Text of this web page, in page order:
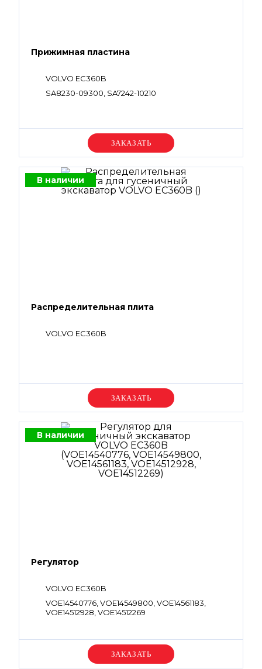
Прижимная пластина
VOLVO EC360B
SA8230-09300, SA7242-10210
Уточняйте цену
В наличии
Распределительная плита
VOLVO EC360B
Уточняйте цену
В наличии
Регулятор
VOLVO EC360B
VOE14540776, VOE14549800, VOE14561183,
VOE14512928, VOE14512269
Уточняйте цену